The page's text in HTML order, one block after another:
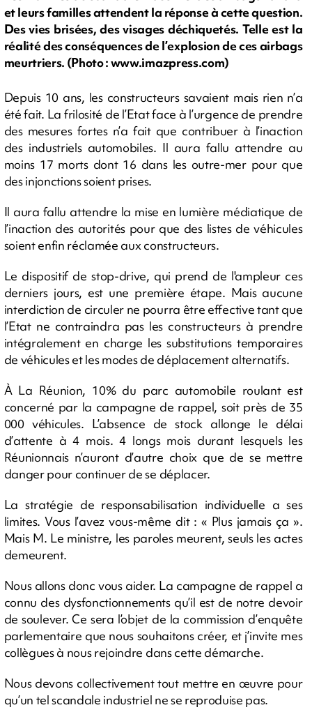
et leurs familles attendent la réponse à cette question.
Des vies brisées, des visages déchiquetés. Telle est la
réalité des conséquences de l’explosion de ces airbags
meurtriers. (Photo : www.imazpress.com)
Depuis 10 ans, les constructeurs savaient mais rien n’a
été fait. La frilosité de l’Etat face à l’urgence de prendre
des mesures fortes n’a fait que contribuer à l’inaction
des industriels automobiles. Il aura fallu attendre au
moins 17 morts dont 16 dans les outre-mer pour que
des injonctions soient prises.
Il aura fallu attendre la mise en lumière médiatique de
l’inaction des autorités pour que des listes de véhicules
soient enfin réclamée aux constructeurs.
Le dispositif de stop-drive, qui prend de l'ampleur ces
derniers jours, est une première étape. Mais aucune
interdiction de circuler ne pourra être effective tant que
l’Etat ne contraindra pas les constructeurs à prendre
intégralement en charge les substitutions temporaires
de véhicules et les modes de déplacement alternatifs.
À La Réunion, 10% du parc automobile roulant est
concerné par la campagne de rappel, soit près de 35
000 véhicules. L’absence de stock allonge le délai
d’attente à 4 mois. 4 longs mois durant lesquels les
Réunionnais n’auront d’autre choix que de se mettre
danger pour continuer de se déplacer.
La stratégie de responsabilisation individuelle a ses
limites. Vous l’avez vous-même dit : « Plus jamais ça ».
Mais M. Le ministre, les paroles meurent, seuls les actes
demeurent.
Nous allons donc vous aider. La campagne de rappel a
connu des dysfonctionnements qu’il est de notre devoir
de soulever. Ce sera l’objet de la commission d’enquête
parlementaire que nous souhaitons créer, et j’invite mes
collègues à nous rejoindre dans cette démarche.
Nous devons collectivement tout mettre en œuvre pour
qu’un tel scandale industriel ne se reproduise pas.